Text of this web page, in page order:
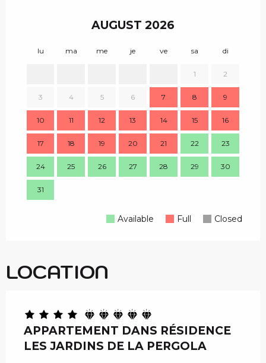
AUGUST 2026
lu ma me je ve sa di
1 2
3 4 5 6 7 8 9
10 11 12 13 14 15 16
17 18 19 20 21 22 23
24 25 26 27 28 29 30
31
Available Full Closed
LOCATION
APPARTEMENT DANS RÉSIDENCE
LES JARDINS DE LA PERGOLA